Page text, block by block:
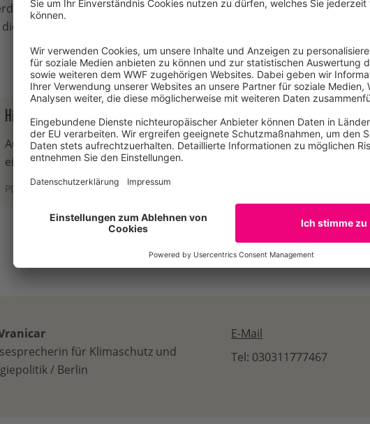
der Kapazitäten bis 2030, das auch auf der
Weltgemeinschaft noch weit entfernt. Auch Deutschland ist
Hintergrundpapier von WWF und DUH: Ausbau Windenergie
Ausbau der Windenergie an Land bis zum Ende der laufenden
eine Hochrechnung der DUH und des WWF.
PDF - 224,80 KB
für Klimaschutz und
/ Berlin
E-Mail
Tel: 030311777467